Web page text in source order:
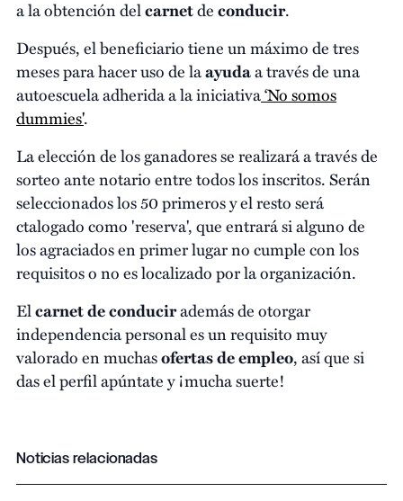
a la obtención delcarnetdeconducir.
Después, el beneficiario tiene un máximo de tres
meses para hacer uso de laayudaa través de una
autoescuela adherida a la iniciativa‘No somos
dummies'.
La elección de los ganadores se realizará a través de
sorteo ante notario entre todos los inscritos. Serán
seleccionados los 50 primeros y el resto será
ctalogado como 'reserva', que entrará si alguno de
los agraciados en primer lugar no cumple con los
requisitos o no es localizado por la organización.
Elcarnet de conducirademás de otorgar
independencia personal es un requisito muy
valorado en muchasofertas de empleo, así que si
das el perfil apúntate y ¡mucha suerte!
Noticias relacionadas